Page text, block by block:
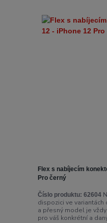
Flex s nabíjecím
Pro černý
Číslo produktu: 62604
dispozici ve
a přesný model je
pro váš konkrétní a